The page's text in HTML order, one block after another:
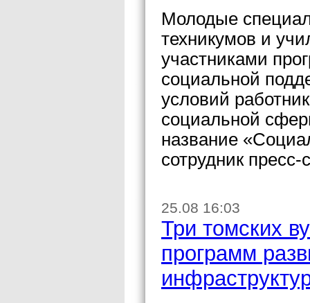
Молодые
техникумов и
участниками
социальной
условий
социальной
название
сотрудник
25.08 16:03
Три томских
программ